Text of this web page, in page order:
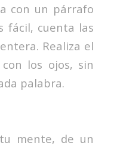
con un párrafo
fácil, cuenta las
Realiza el
los ojos, sin
palabra.
mente, de un